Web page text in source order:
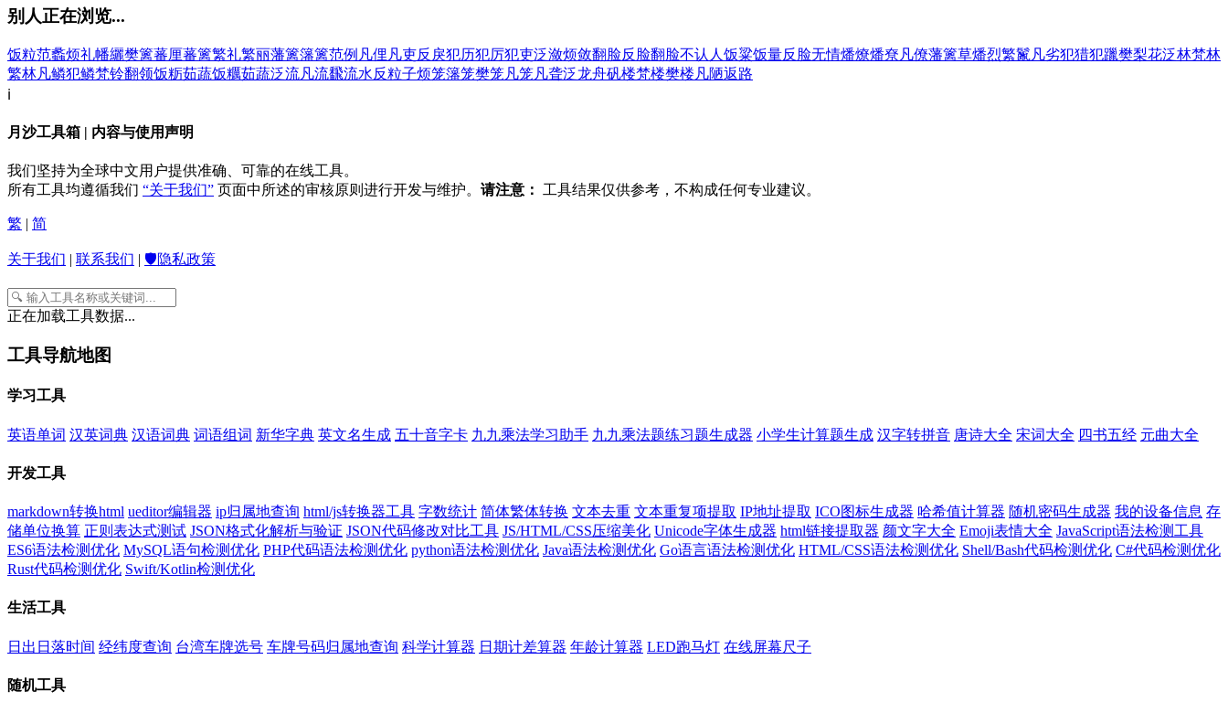
别人正在浏览...
饭粒范蠡烦礼幡纚樊篱蕃厘蕃篱繁礼繁丽藩篱籓篱范例 凡俚 凡吏反戾犯历犯厉犯吏泛潋烦敛翻脸反脸翻脸不认人 饭粱饭量反脸无情燔燎燔尞 凡僚藩篱草燔烈繁鬣 凡劣犯猎犯躐樊梨花泛林梵林
繁林凡鳞犯鳞梵铃翻领饭粝茹蔬饭糲茹蔬泛流凡流飜流水反粒子烦笼籓笼樊笼凡笼凡聋泛龙舟矾楼梵楼樊楼 凡陋返路
ℹ️
月沙工具箱 | 内容与使用声明
我们坚持为全球中文用户提供准确、可靠的在线工具。
所有工具均遵循我们 “关于我们” 页面中所述的审核原则进行开发与维护。 请注意： 工具结果仅供参考，不构成任何专业建议。
繁 | 简
关于我们 | 联系我们 | 🛡️隐私政策
正在加载工具数据...
工具导航地图
学习工具
英语单词 汉英词典 汉语词典 词语组词 新华字典 英文名生成 五十音字卡 九九乘法学习助手 九九乘法题练习题生成器 小学生计算题生成 汉字转拼音 唐诗大全 宋词大全 四书五经 元曲大全
开发工具
markdown转换html ueditor编辑器 ip归属地查询 html/js转换器工具 字数统计 简体繁体转换 文本去重 文本重复项提取 IP地址提取 ICO图标生成器 哈希值计算器 随机密码生成器 我的设备信息 存
储单位换算 正则表达式测试 JSON格式化解析与验证 JSON代码修改对比工具 JS/HTML/CSS压缩美化 Unicode字体生成器 html链接提取器 颜文字大全 Emoji表情大全 JavaScript语法检测工具
ES6语法检测优化 MySQL语句检测优化 PHP代码语法检测优化 python语法检测优化 Java语法检测优化 Go语言语法检测优化 HTML/CSS语法检测优化 Shell/Bash代码检测优化 C#代码检测优化
Rust代码检测优化 Swift/Kotlin检测优化
生活工具
日出日落时间 经纬度查询 台湾车牌选号 车牌号码归属地查询 科学计算器 日期计差算器 年龄计算器 LED跑马灯 在线屏幕尺子
随机工具